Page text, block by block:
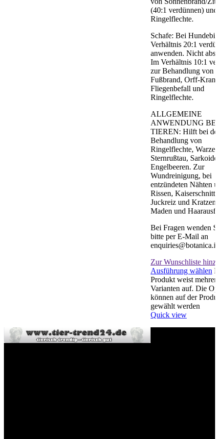
(40:1 verdünnen) und
Ringelflechte.
Schafe: Bei
Verhältnis 20:1
anwenden. Nicht
Im Verhältnis 10:1
zur Behandlung von
Fußbrand, Orff-
Fliegenbefall und
Ringelflechte.
ALLGEMEINE
ANWENDUNG BEI
TIEREN: Hilft bei
Behandlung von
Ringelflechte,
Sternrußtau,
Engelbeeren. Zur
Wundreinigung, bei
entzündeten Nähten
Rissen,
Juckreiz und Kratzen,
Maden und
Bei Fragen wenden
bitte per E-Mail an
enquiries@botanica.ie
Zur Wunschliste
Ausführung wählen
Produkt weist
Varianten auf. Die
können auf der
gewählt werden
Quick view